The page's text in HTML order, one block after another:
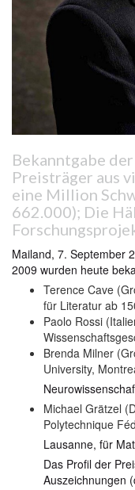
Bekanntgabe
Preisträger aus
eine Million
662.000); Die
Mailand, 7. September
2009 wurden heute
Terence Cave
für Literatur ab
Paolo Rossi
Brenda Milner
University,
Michael Grätzel
Polytechnique
Lausanne, für
Das Profil der
Auszeichnungen